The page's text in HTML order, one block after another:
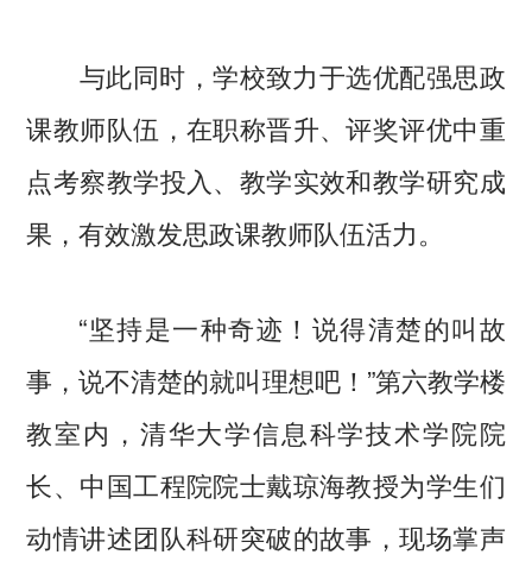
与此同时，学校致力于选优配强思政
课教师队伍，在职称晋升、评奖评优中重
点考察教学投入、教学实效和教学研究成
果，有效激发思政课教师队伍活力。
“坚持是一种奇迹！说得清楚的叫故
事，说不清楚的就叫理想吧！”第六教学楼
教室内，清华大学信息科学技术学院院
长、中国工程院院士戴琼海教授为学生们
动情讲述团队科研突破的故事，现场掌声